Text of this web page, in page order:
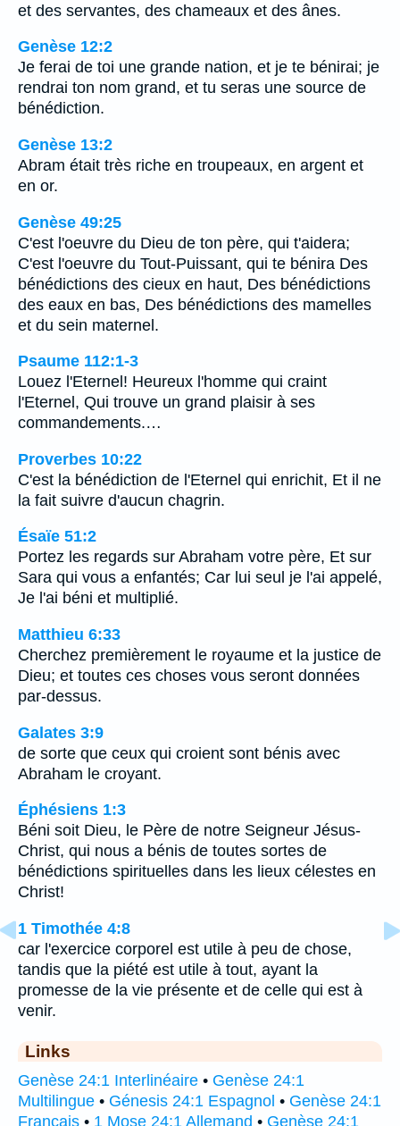
et des servantes, des chameaux et des ânes.
Genèse 12:2
Je ferai de toi une grande nation, et je te bénirai; je
rendrai ton nom grand, et tu seras une source de
bénédiction.
Genèse 13:2
Abram était très riche en troupeaux, en argent et
en or.
Genèse 49:25
C'est l'oeuvre du Dieu de ton père, qui t'aidera;
C'est l'oeuvre du Tout-Puissant, qui te bénira Des
bénédictions des cieux en haut, Des bénédictions
des eaux en bas, Des bénédictions des mamelles
et du sein maternel.
Psaume 112:1-3
Louez l'Eternel! Heureux l'homme qui craint
l'Eternel, Qui trouve un grand plaisir à ses
commandements.…
Proverbes 10:22
C'est la bénédiction de l'Eternel qui enrichit, Et il ne
la fait suivre d'aucun chagrin.
Ésaïe 51:2
Portez les regards sur Abraham votre père, Et sur
Sara qui vous a enfantés; Car lui seul je l'ai appelé,
Je l'ai béni et multiplié.
Matthieu 6:33
Cherchez premièrement le royaume et la justice de
Dieu; et toutes ces choses vous seront données
par-dessus.
Galates 3:9
de sorte que ceux qui croient sont bénis avec
Abraham le croyant.
Éphésiens 1:3
Béni soit Dieu, le Père de notre Seigneur Jésus-
Christ, qui nous a bénis de toutes sortes de
bénédictions spirituelles dans les lieux célestes en
Christ!
1 Timothée 4:8
car l'exercice corporel est utile à peu de chose,
tandis que la piété est utile à tout, ayant la
promesse de la vie présente et de celle qui est à
venir.
Links
Genèse 24:1 Interlinéaire • Genèse 24:1
Multilingue • Génesis 24:1 Espagnol • Genèse 24:1
Français • 1 Mose 24:1 Allemand • Genèse 24:1